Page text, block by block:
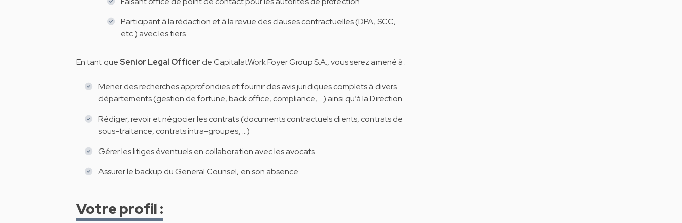
Participant à la rédaction et à la revue des clauses contractuelles (DPA, SCC,
etc.) avec les tiers.
En tant queSenior Legal Officer de CapitalatWork Foyer Group S.A., vous serez amené à :
Mener des recherches approfondies et fournir des avis juridiques complets à divers
départements (gestion de fortune, back office, compliance, …) ainsi qu’à la Direction.
Rédiger, revoir et négocier les contrats (documents contractuels clients, contrats de
sous-traitance, contrats intra-groupes, ...)
Gérer les litiges éventuels en collaboration avec les avocats.
Assurer le backup du General Counsel, en son absence.
Votre profil :